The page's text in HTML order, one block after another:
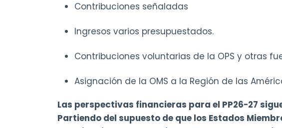
Contribuciones señaladas
Ingresos varios presupuestados.
Contribuciones voluntarias de la OPS y otras
Asignación de la OMS a la Región de las
Las perspectivas financieras para el PP26-27
Partiendo del supuesto de que los Estados